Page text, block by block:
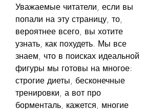
Уважаемые читатели, если вы
попали на эту страницу, то,
вероятнее всего, вы хотите
узнать, как похудеть. Мы все
знаем, что в поисках идеальной
фигуры мы готовы на многое:
строгие диеты, бесконечные
тренировки, а вот про
борменталь, кажется, многие